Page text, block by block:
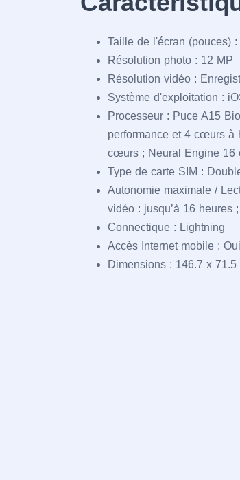
Taille de l'écran (pouces) :
Résolution photo : 12 MP
Résolution vidéo :
Système d'exploitation :
Processeur : Puce A15
performance et 4 cœurs à
cœurs ; Neural Engine 16
Type de carte SIM :
Autonomie maximale /
vidéo : jusqu’à 16 heures
Connectique : Lightning
Accès Internet mobile :
Dimensions : 146.7 x 71.5